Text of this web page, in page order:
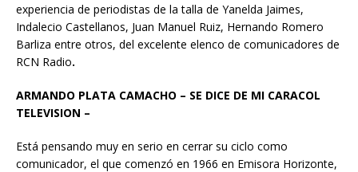
experiencia de periodistas de la talla de Yanelda Jaimes,
Indalecio Castellanos, Juan Manuel Ruiz, Hernando Romero
Barliza entre otros, del excelente elenco de comunicadores de
RCN Radio.
ARMANDO PLATA CAMACHO – SE DICE DE MI CARACOL
TELEVISION –
Está pensando muy en serio en cerrar su ciclo como
comunicador, el que comenzó en 1966 en Emisora Horizonte,